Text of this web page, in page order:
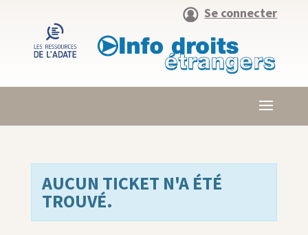
Se connecter
AUCUN TICKET N'A ÉTÉ
TROUVÉ.